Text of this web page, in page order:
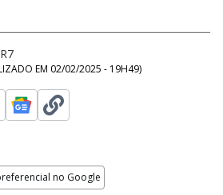
EM 02/02/2025 - 19H49)
no Google